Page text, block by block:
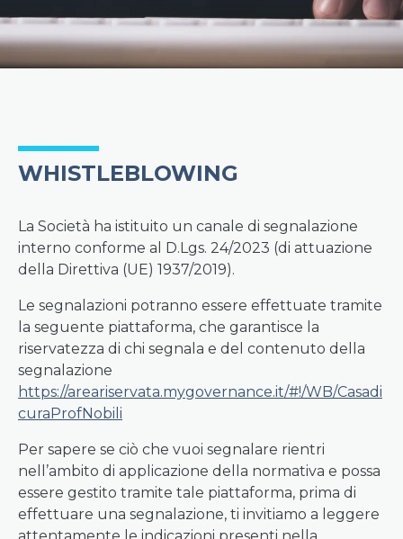
WHISTLEBLOWING
La Società ha istituito un canale di segnalazione
interno conforme al D.Lgs. 24/2023 (di attuazione
della Direttiva (UE) 1937/2019).
Le segnalazioni potranno essere effettuate tramite
la seguente piattaforma, che garantisce la
riservatezza di chi segnala e del contenuto della
segnalazione
https://areariservata.mygovernance.it/#!/WB/Casadi
curaProfNobili
Per sapere se ciò che vuoi segnalare rientri
nell’ambito di applicazione della normativa e possa
essere gestito tramite tale piattaforma, prima di
effettuare una segnalazione, ti invitiamo a leggere